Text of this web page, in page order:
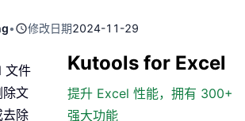
• 修改日期2024-11-29
Kutools for Excel
提升 Excel 性能，拥有 300+
强大功能
文件
除文
去除